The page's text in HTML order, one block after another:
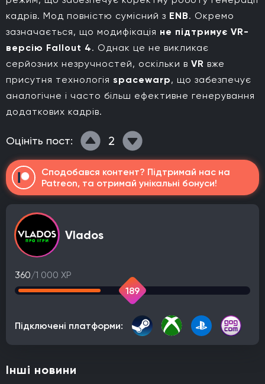
кадрів. Мод повністю сумісний з ENB. Окремо
зазначається, що модифікація не підтримує VR-
версію Fallout 4. Однак це не викликає
серйозних незручностей, оскільки в VR вже
присутня технологія spacewarp, що забезпечує
аналогічне і часто більш ефективне генерування
додаткових кадрів.
Оцініть пост: 2
Сподобався контент? Підтримай нас на
Patreon, та отримай унікальні бонуси!
Vlados
360/1 000 XP
189
Підключені платформи:
Інші новини